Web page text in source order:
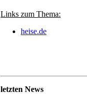
Links zum Thema:
heise.de
letzten News